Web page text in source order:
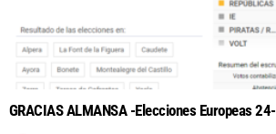
GRACIAS ALMANSA -Elecciones Europeas 24-